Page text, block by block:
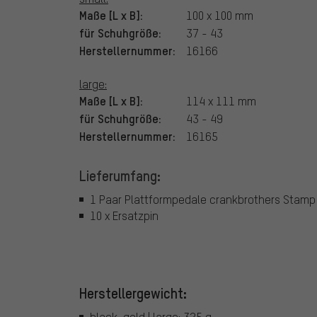
Maße [L x B]: 100 x 100 mm
für Schuhgröße: 37 - 43
Herstellernummer: 16166
large:
Maße [L x B]: 114 x 111 mm
für Schuhgröße: 43 - 49
Herstellernummer: 16165
Lieferumfang:
1 Paar Plattformpedale crankbrothers
10 x Ersatzpin
Herstellergewicht: